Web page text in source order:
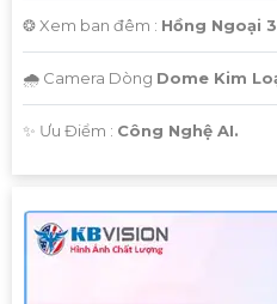
❂ Xem ban đêm : Hồng Ngoại
🌧️ Camera Dòng Dome Kim
️✨ Ưu Điểm : Công Nghệ AI.